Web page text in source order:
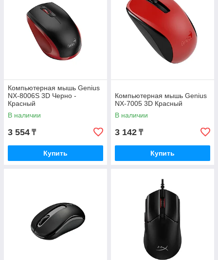
Компьютерная мышь Genius
NX-8006S 3D Черно -
Красный
В наличии
3 554 ₸
Купить
Компьютерная мышь Genius
NX-7005 3D Красный
В наличии
3 142 ₸
Купить